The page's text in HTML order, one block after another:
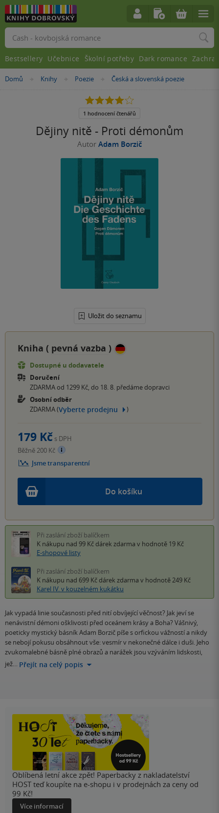
Nacházíte
Domů »
Knihy »Poezie »
Česká a slovenská poezie
Dějiny nitě - Proti démonům
Autor Adam Borzič
Uložit do seznamu
4.0
5
1 hodnocení čtenářů
Kniha ( pevná vazba )
Dostupné u dodavatele
Doručení
ZDARMA od 1299 Kč, do 18. 8. předáme dopravci
Osobní odběr
ZDARMA (Vyberte prodejnu )
Do košíku
179 Kč s DPH
Běžně 200 Kč
Jsme transparentní
Při zaslání zboží balíčkem
K nákupu nad 99 Kč dárek zdarma v hodnotě 19 Kč
E-shopové listy
Při zaslání zboží balíčkem
K nákupu nad 699 Kč dárek zdarma v hodnotě 249 Kč
Karel IV. v kouzelném kukátku
Jak vypadá linie současnosti před nití obvíjející věčnost? Jak jeví se
nenávistní démoni ošklivosti před oceánem krásy a Boha? Vášnivý,
poeticky mystický básník Adam Borzič píše s orfickou vážností a nikdy
se nebojí pokusu obsáhnout vše: vesmír v nekonečné dálce i duši. Jeho
zvukomalebné básně plné obrazů a narážek jsou vzýváním lidskosti,
jež… Přejít na celý popis
Oblíbená letní akce zpět! Paperbacky z nakladatelství
HOST teď koupíte na e-shopu i v prodejnách za ceny od
99 Kč!
Více informací
Vyhledávání
Bestsellery Učebnice Školní potřeby Dark romance